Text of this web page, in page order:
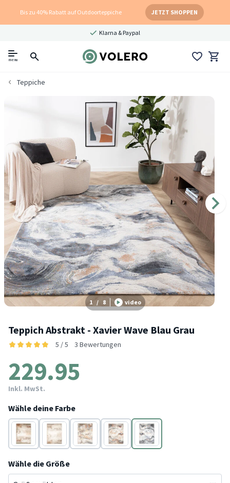
Bis zu 40% Rabatt auf Outdoorteppiche JETZT SHOPPEN
Klarna & Paypal
menu
Teppiche
1 / 8 video
Teppich Abstrakt - Xavier Wave Blau Grau
5 / 5 3 Bewertungen
229.95
Inkl. MwSt.
Wähle deine Farbe
Taupe Taupe Grau Blau
Blau
Wähle die Größe